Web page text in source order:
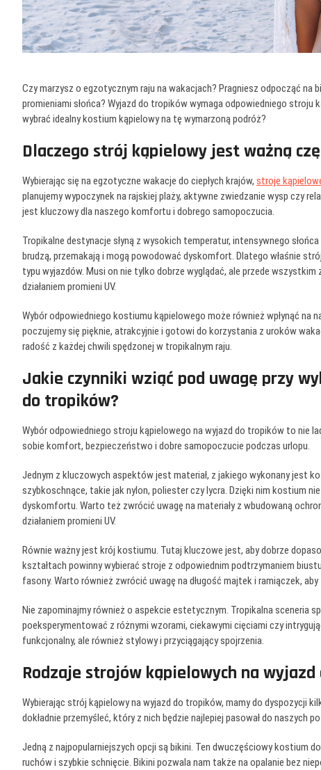
Czy marzysz o egzotycznym raju na wakacjach? Pragniesz odpocząć na
promieniami słońca? Wyjazd do tropików wymaga odpowiedniego
wybrać idealny kostium kąpielowy na tę wymarzoną podróż?
Dlaczego strój kąpielowy jest ważną
Wybierając się na egzotyczne wakacje do ciepłych krajów, stroje
planujemy wypoczynek na rajskiej plaży, aktywne zwiedzanie wysp czy
jest kluczowy dla naszego komfortu i dobrego samopoczucia.
Tropikalne destynacje słyną z wysokich temperatur, intensywnego
brudzą, przemakają i mogą powodować dyskomfort. Dlatego właśnie
typu wyjazdów. Musi on nie tylko dobrze wyglądać, ale przede
działaniem promieni UV.
Wybór odpowiedniego kostiumu kąpielowego może również wpłynąć
poczujemy się pięknie, atrakcyjnie i gotowi do korzystania z uroków
radość z każdej chwili spędzonej w tropikalnym raju.
Jakie czynniki wziąć pod uwagę przy
do tropików?
Wybór odpowiedniego stroju kąpielowego na wyjazd do tropików to nie
sobie komfort, bezpieczeństwo i dobre samopoczucie podczas urlopu.
Jednym z kluczowych aspektów jest materiał, z jakiego wykonany jest
szybkoschnące, takie jak nylon, poliester czy lycra. Dzięki nim kostium
dyskomfortu. Warto też zwrócić uwagę na materiały z wbudowaną
działaniem promieni UV.
Równie ważny jest krój kostiumu. Tutaj kluczowe jest, aby dobrze
kształtach powinny wybierać stroje z odpowiednim podtrzymaniem
fasony. Warto również zwrócić uwagę na długość majtek i ramiączek,
Nie zapominajmy również o aspekcie estetycznym. Tropikalna sceneria
poeksperymentować z różnymi wzorami, ciekawymi cięciami czy
funkcjonalny, ale również stylowy i przyciągający spojrzenia.
Rodzaje strojów kąpielowych na
Wybierając strój kąpielowy na wyjazd do tropików, mamy do dyspozycji
dokładnie przemyśleć, który z nich będzie najlepiej pasował do naszych
Jedną z najpopularniejszych opcji są bikini. Ten dwuczęściowy kostium
ruchów i szybkie schnięcie. Bikini pozwala nam także na opalanie bez